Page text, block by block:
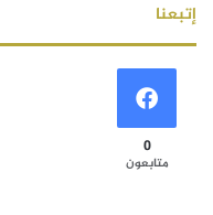
إتبعنا
0
متابعون